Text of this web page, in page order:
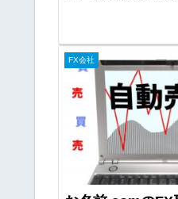
を用いて時短で波動
した手法の開発に取り
今...
FX会社